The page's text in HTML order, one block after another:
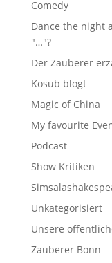
Comedy
Dance the night
"…"?
Der Zauberer
Kosub blogt
Magic of China
My favourite
Podcast
Show Kritiken
Unkategorisiert
Unsere
Zauberer Bonn